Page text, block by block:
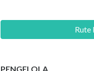
Rute
PENGELOLA